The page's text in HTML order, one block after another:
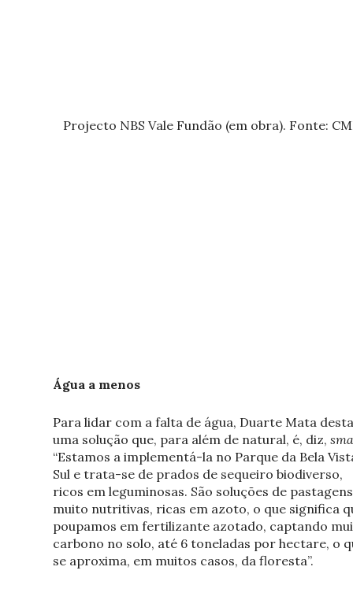
Projecto NBS Vale Fundão (em obra). Fonte:
Água a menos
Para lidar com a falta de água, Duarte Mata
uma solução que, para além de natural, é, diz,
“Estamos a implementá-la no Parque da Bela
Sul e trata-se de prados de sequeiro biodiverso,
ricos em leguminosas. São soluções de pastagens
muito nutritivas, ricas em azoto, o que significa
poupamos em fertilizante azotado, captando
carbono no solo, até 6 toneladas por hectare, o
se aproxima, em muitos casos, da floresta”.